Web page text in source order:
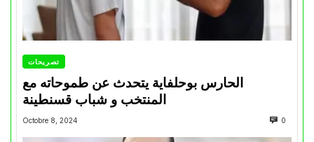
تصريحات
الحارس بوحلفاية يتحدث عن طموحاته مع
المنتخب و شباب قسنطينة
Octobre 8, 2024 0